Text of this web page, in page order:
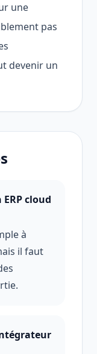
une
pas
devenir un
cloud
à
il faut